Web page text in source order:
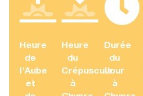
Heure
de
l'Aube
et
Heure
du
Crépuscule
à
Durée
du
Jour
à